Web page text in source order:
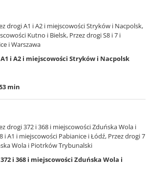
drogi A1 i A2 i miejscowości Stryków i Nacpolsk,
Kutno i Bielsk, Przez drogi S8 i 7 i
i Warszawa
i A2 i miejscowości Stryków i Nacpolsk
min
drogi 372 i 368 i miejscowości Zduńska Wola i
i A1 i miejscowości Pabianice i Łódź, Przez drogi 7
Wola i Piotrków Trybunalski
i 368 i miejscowości Zduńska Wola i